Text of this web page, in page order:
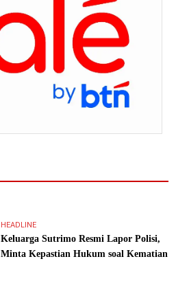
HEADLINE
Keluarga Sutrimo Resmi Lapor Polisi,
Minta Kepastian Hukum soal Kematian